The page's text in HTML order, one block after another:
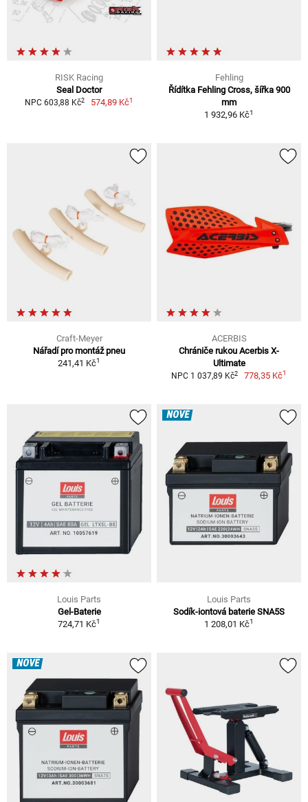
RISK Racing
Seal Doctor
NPC 603,88 Kč2 574,89 Kč1
Fehling
Řídítka Fehling Cross, šířka 900
mm
1 932,96 Kč1
Craft-Meyer
Nářadí pro montáž pneu
241,41 Kč1
ACERBIS
Chrániče rukou Acerbis X-
Ultimate
NPC 1 037,89 Kč2 778,35 Kč1
Louis Parts
Gel-Baterie
724,71 Kč1
NOVÉ
Louis Parts
Sodík-iontová baterie SNA5S
1 208,01 Kč1
NOVÉ